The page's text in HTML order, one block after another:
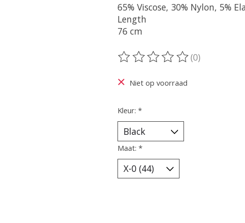
65% Viscose, 30% Nylon, 5%
Length
76 cm
De beoordeling van dit
(0)
Niet op voorraad
Kleur: *
Maat: *